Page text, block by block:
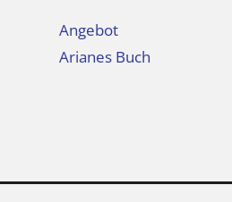
Angebot
Arianes Buch